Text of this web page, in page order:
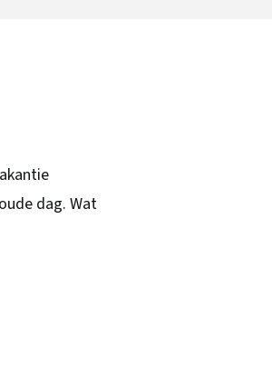
dag. Wat